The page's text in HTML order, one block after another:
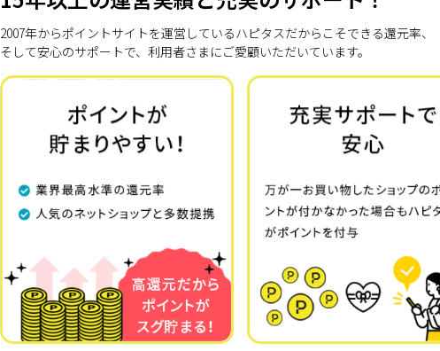
2007年からポイントサイトを運営しているハピタスだからこそできる還元率、
そして安心のサポートで、利用者さまにご愛顧いただいています。